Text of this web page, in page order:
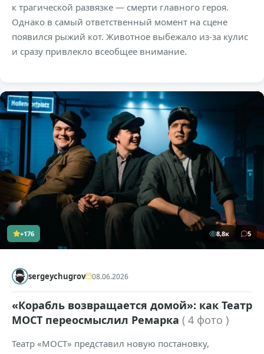
к трагической развязке — смерти главного героя.
Однако в самый ответственный момент на сцене
появился рыжий кот. Животное выбежало из-за кулис
и сразу привлекло всеобщее внимание.
+176 8,8к 5
sergeychugrov 08.06.2026
«Корабль возвращается домой»: как Театр
МОСТ переосмыслил Ремарка ( 4 фото )
Театр «МОСТ» представил новую постановку,